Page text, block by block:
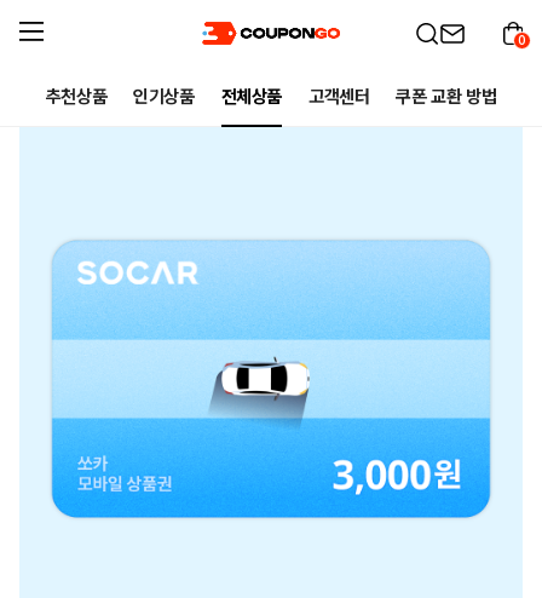
추천상품 인기상품 전체상품 고객센터 쿠폰 교환 방법
0